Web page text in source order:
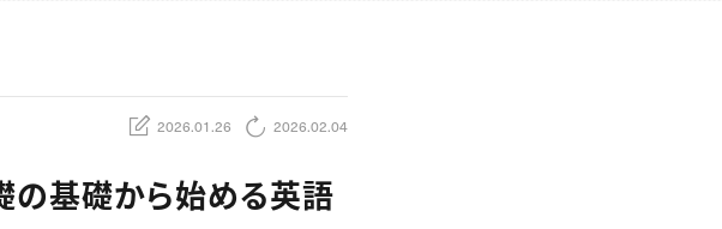
2026.01.26 2026.02.04
の基礎から始める英語